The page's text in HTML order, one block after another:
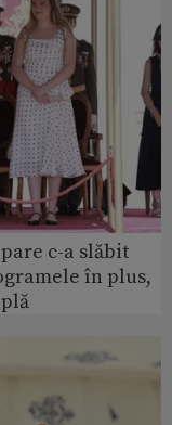
c-a slăbit
în plus,